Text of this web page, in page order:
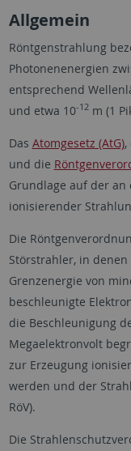
Allgemein
Röntgenstrahlung
Photonenenergien
entsprechend
und etwa 10-12m (1
Das Atomgesetz (AtG),
und die
Grundlage auf der
ionisierender
Die
Störstrahler, in
Grenzenergie von
beschleunigte
die Beschleunigung
Megaelektronvolt
zur Erzeugung
werden und der
RöV).
Die